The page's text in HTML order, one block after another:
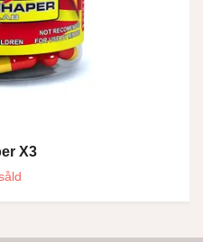
X3